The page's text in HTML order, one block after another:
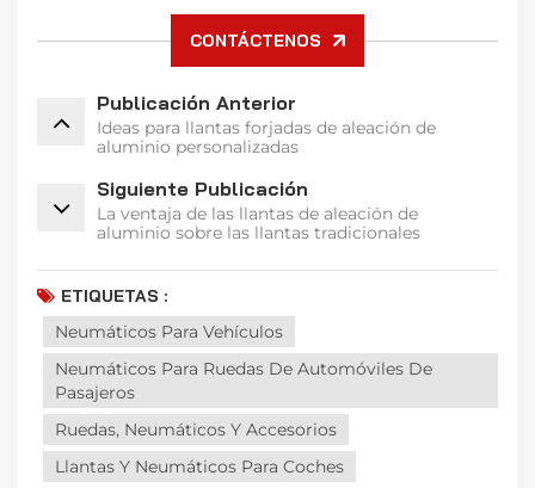
CONTÁCTENOS
Publicación Anterior
Ideas para llantas forjadas de aleación de
aluminio personalizadas
Siguiente Publicación
La ventaja de las llantas de aleación de
aluminio sobre las llantas tradicionales
ETIQUETAS :
Neumáticos Para Vehículos
Neumáticos Para Ruedas De Automóviles De
Pasajeros
Ruedas, Neumáticos Y Accesorios
Llantas Y Neumáticos Para Coches